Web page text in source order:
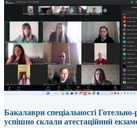
Бакалаври спеціальності
успішно склали атестаційний